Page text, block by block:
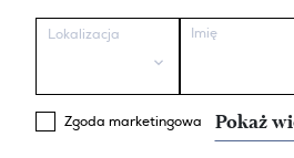
Lokalizacja Imię
Zgoda marketingowa Pokaż